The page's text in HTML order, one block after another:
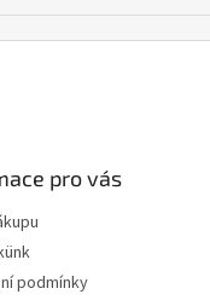
pro vás
podmínky